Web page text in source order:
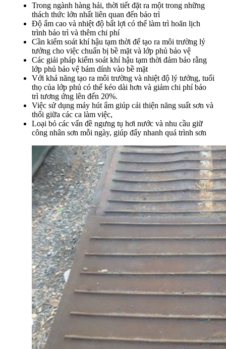
Trong ngành hàng hải, thời tiết đặt ra một trong những
thách thức lớn nhất liên quan đến bảo trì
Độ ẩm cao và nhiệt độ bất lợi có thể làm trì hoãn lịch
trình bảo trì và thêm chi phí
Cần kiểm soát khí hậu tạm thời để tạo ra môi trường lý
tưởng cho việc chuẩn bị bề mặt và lớp phủ bảo vệ
Các giải pháp kiểm soát khí hậu tạm thời đảm bảo rằng
lớp phủ bảo vệ bám dính vào bề mặt
Với khả năng tạo ra môi trường và nhiệt độ lý tưởng, tuổi
thọ của lớp phủ có thể kéo dài hơn và giảm chi phí bảo
trì tương ứng lên đến 20%.
Việc sử dụng máy hút ẩm giúp cải thiện năng suất sơn và
thổi giữa các ca làm việc,
Loại bỏ các vấn đề ngưng tụ hơi nước và nhu cầu giữ
công nhân sơn mỗi ngày, giúp đẩy nhanh quá trình sơn